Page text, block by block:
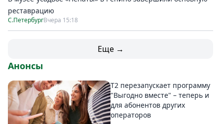
реставрацию
С.ПетербургВчера 15:18
Еще →
Анонсы
Т2 перезапускает программу
"Выгодно вместе" – теперь и
для абонентов других
операторов